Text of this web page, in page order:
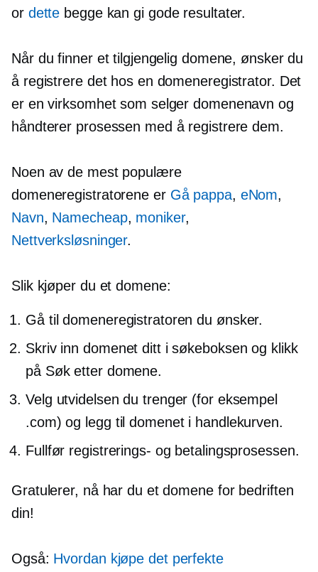
or dette begge kan gi gode resultater.
Når du finner et tilgjengelig domene, ønsker du
å registrere det hos en domeneregistrator. Det
er en virksomhet som selger domenenavn og
håndterer prosessen med å registrere dem.
Noen av de mest populære
domeneregistratorene er Gå pappa, eNom,
Navn, Namecheap, moniker,
Nettverksløsninger.
Slik kjøper du et domene:
Gå til domeneregistratoren du ønsker.
Skriv inn domenet ditt i søkeboksen og klikk
på Søk etter domene.
Velg utvidelsen du trenger (for eksempel
.com) og legg til domenet i handlekurven.
Fullfør registrerings- og betalingsprosessen.
Gratulerer, nå har du et domene for bedriften
din!
Også: Hvordan kjøpe det perfekte